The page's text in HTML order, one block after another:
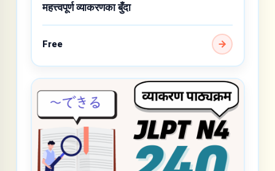
महत्त्वपूर्ण व्याकरणका बुँदा
Free